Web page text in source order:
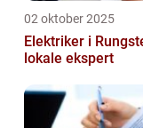
02 oktober 2025
Elektriker i
lokale ekspert